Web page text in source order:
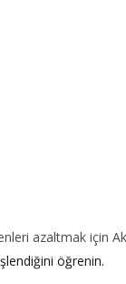
azaltmak için
öğrenin.